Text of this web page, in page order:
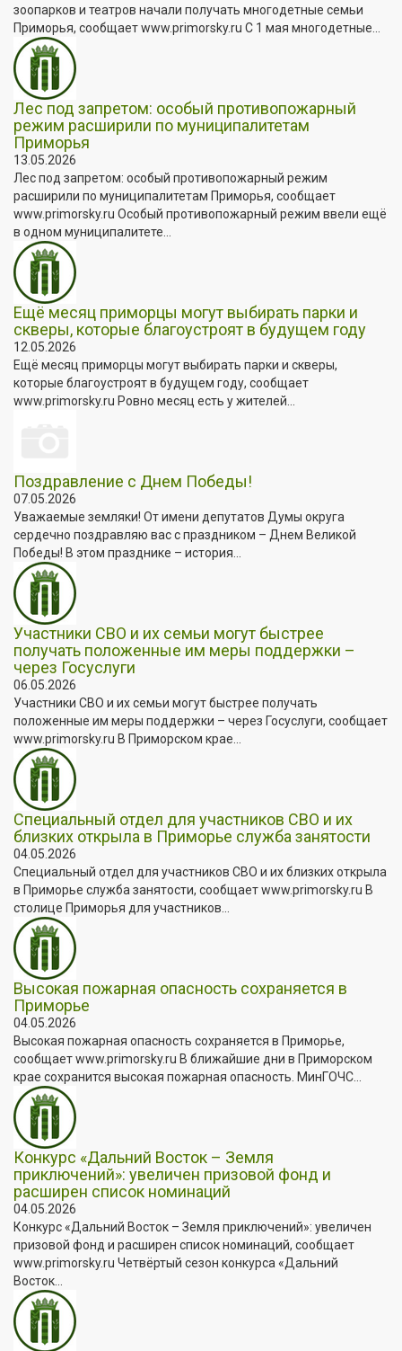
зоопарков и театров начали получать многодетные семьи
Приморья, сообщает www.primorsky.ru С 1 мая многодетные...
Лес под запретом: особый противопожарный
режим расширили по муниципалитетам
Приморья
13.05.2026
Лес под запретом: особый противопожарный режим
расширили по муниципалитетам Приморья, сообщает
www.primorsky.ru Особый противопожарный режим ввели ещё
в одном муниципалитете...
Ещё месяц приморцы могут выбирать парки и
скверы, которые благоустроят в будущем году
12.05.2026
Ещё месяц приморцы могут выбирать парки и скверы,
которые благоустроят в будущем году, сообщает
www.primorsky.ru Ровно месяц есть у жителей...
Поздравление с Днем Победы!
07.05.2026
Уважаемые земляки! От имени депутатов Думы округа
сердечно поздравляю вас с праздником – Днем Великой
Победы! В этом празднике – история...
Участники СВО и их семьи могут быстрее
получать положенные им меры поддержки –
через Госуслуги
06.05.2026
Участники СВО и их семьи могут быстрее получать
положенные им меры поддержки – через Госуслуги, сообщает
www.primorsky.ru В Приморском крае...
Специальный отдел для участников СВО и их
близких открыла в Приморье служба занятости
04.05.2026
Специальный отдел для участников СВО и их близких открыла
в Приморье служба занятости, сообщает www.primorsky.ru В
столице Приморья для участников...
Высокая пожарная опасность сохраняется в
Приморье
04.05.2026
Высокая пожарная опасность сохраняется в Приморье,
сообщает www.primorsky.ru В ближайшие дни в Приморском
крае сохранится высокая пожарная опасность. МинГОЧС...
Конкурс «Дальний Восток – Земля
приключений»: увеличен призовой фонд и
расширен список номинаций
04.05.2026
Конкурс «Дальний Восток – Земля приключений»: увеличен
призовой фонд и расширен список номинаций, сообщает
www.primorsky.ru Четвёртый сезон конкурса «Дальний
Восток...